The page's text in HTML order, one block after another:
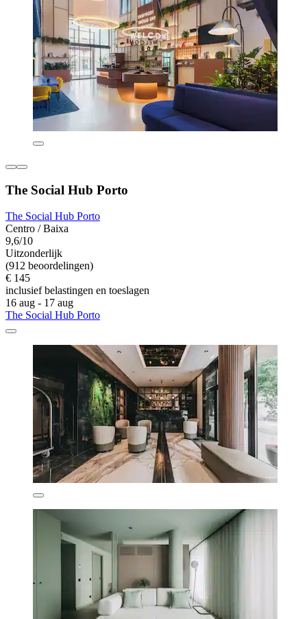
The Social Hub Porto
The Social Hub Porto
Centro / Baixa
9,6/10
Uitzonderlijk
(912 beoordelingen)
€ 145
inclusief belastingen en toeslagen
16 aug - 17 aug
The Social Hub Porto